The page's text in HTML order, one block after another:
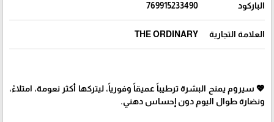
الباركود 769915233490
العلامة التجارية THE ORDINARY
💖 سيروم يمنح البشرة ترطيباً عميقاً وفورياً، ليتركها أكثر نعومة، امتلاءً،
ونضارة طوال اليوم دون إحساس دهني.